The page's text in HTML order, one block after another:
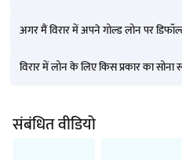
अगर मैं विरार में अपने गोल्ड लोन पर
विरार में लोन के लिए किस प्रकार का सोना
संबंधित वीडियो